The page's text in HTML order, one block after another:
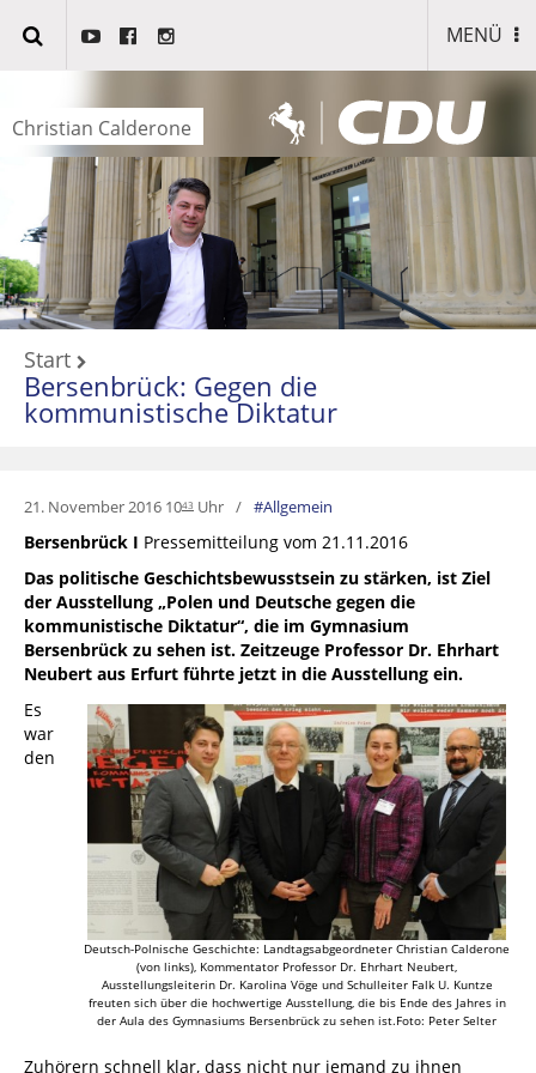
MENÜ
Christian Calderone
Start
Bersenbrück: Gegen die
kommunistische Diktatur
21. November 2016 1043 Uhr Allgemein
Bersenbrück I Pressemitteilung vom 21.11.2016
Das politische Geschichtsbewusstsein zu stärken, ist Ziel
der Ausstellung „Polen und Deutsche gegen die
kommunistische Diktatur“, die im Gymnasium
Bersenbrück zu sehen ist. Zeitzeuge Professor Dr. Ehrhart
Neubert aus Erfurt führte jetzt in die Ausstellung ein.
Deutsch-Polnische Geschichte: Landtagsabgeordneter Christian Calderone
(von links), Kommentator Professor Dr. Ehrhart Neubert,
Ausstellungsleiterin Dr. Karolina Vöge und Schulleiter Falk U. Kuntze
freuten sich über die hochwertige Ausstellung, die bis Ende des Jahres in
der Aula des Gymnasiums Bersenbrück zu sehen ist.Foto: Peter Selter
Es
war
den
Zuhörern schnell klar, dass nicht nur jemand zu ihnen